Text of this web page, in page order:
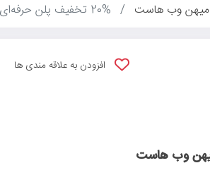
میهن وب هاست
افزودن به علاقه مندی ها